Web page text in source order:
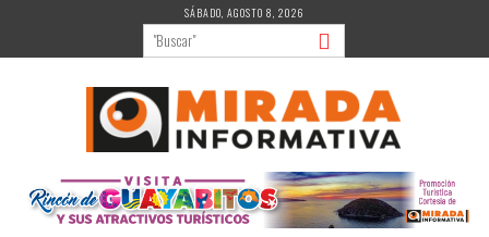
contenido
SÁBADO, AGOSTO 8, 2026